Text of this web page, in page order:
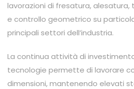
lavorazioni di fresatura,
e controllo geometrico su
principali settori dell’industria.
La continua attività di
tecnologie permette di lavorare
dimensioni, mantenendo elevati